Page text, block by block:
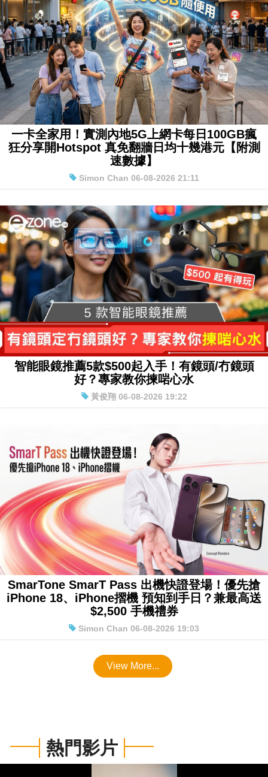
一卡全家用！實測內地5G上網卡每日100GB瘋
狂分享開Hotspot 真免翻牆日均十幾港元【附測
速數據】
智能眼鏡推薦5款$500起入手！有鏡頭/冇鏡頭
好？專家教你揀啱心水
SmarTone SmarT Pass 出機快證登場！優先搶
iPhone 18、iPhone摺機 預知到手日？兼最高送
$2,500 手機禮券
熱門影片